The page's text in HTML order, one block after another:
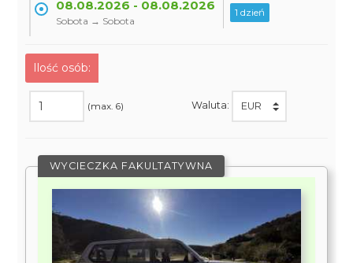
08.08.2026 - 08.08.2026
Sobota → Sobota
1 dzień
Ilość osób:
(max. 6) Waluta:
WYCIECZKA FAKULTATYWNA